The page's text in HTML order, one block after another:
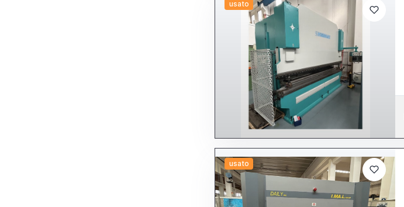
usato
usato